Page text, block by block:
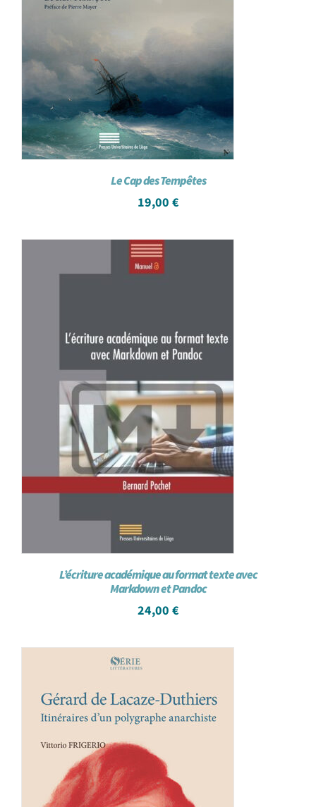
Le Cap des Tempêtes
19,00 €
L’écriture académique au format texte avec
Markdown et Pandoc
24,00 €